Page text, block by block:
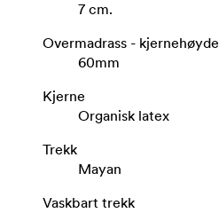
7 cm.
Overmadrass - kjernehøyde
60mm
Kjerne
Organisk latex
Trekk
Mayan
Vaskbart trekk